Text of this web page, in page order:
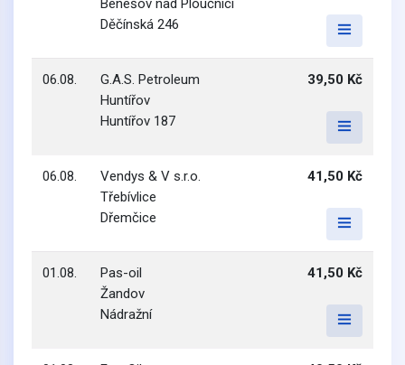
Benešov nad Ploučnicí
Děčínská 246
06.08.
G.A.S. Petroleum
Huntířov
Huntířov 187
39,50 Kč
06.08.
Vendys & V s.r.o.
Třebívlice
Dřemčice
41,50 Kč
01.08.
Pas-oil
Žandov
Nádražní
41,50 Kč